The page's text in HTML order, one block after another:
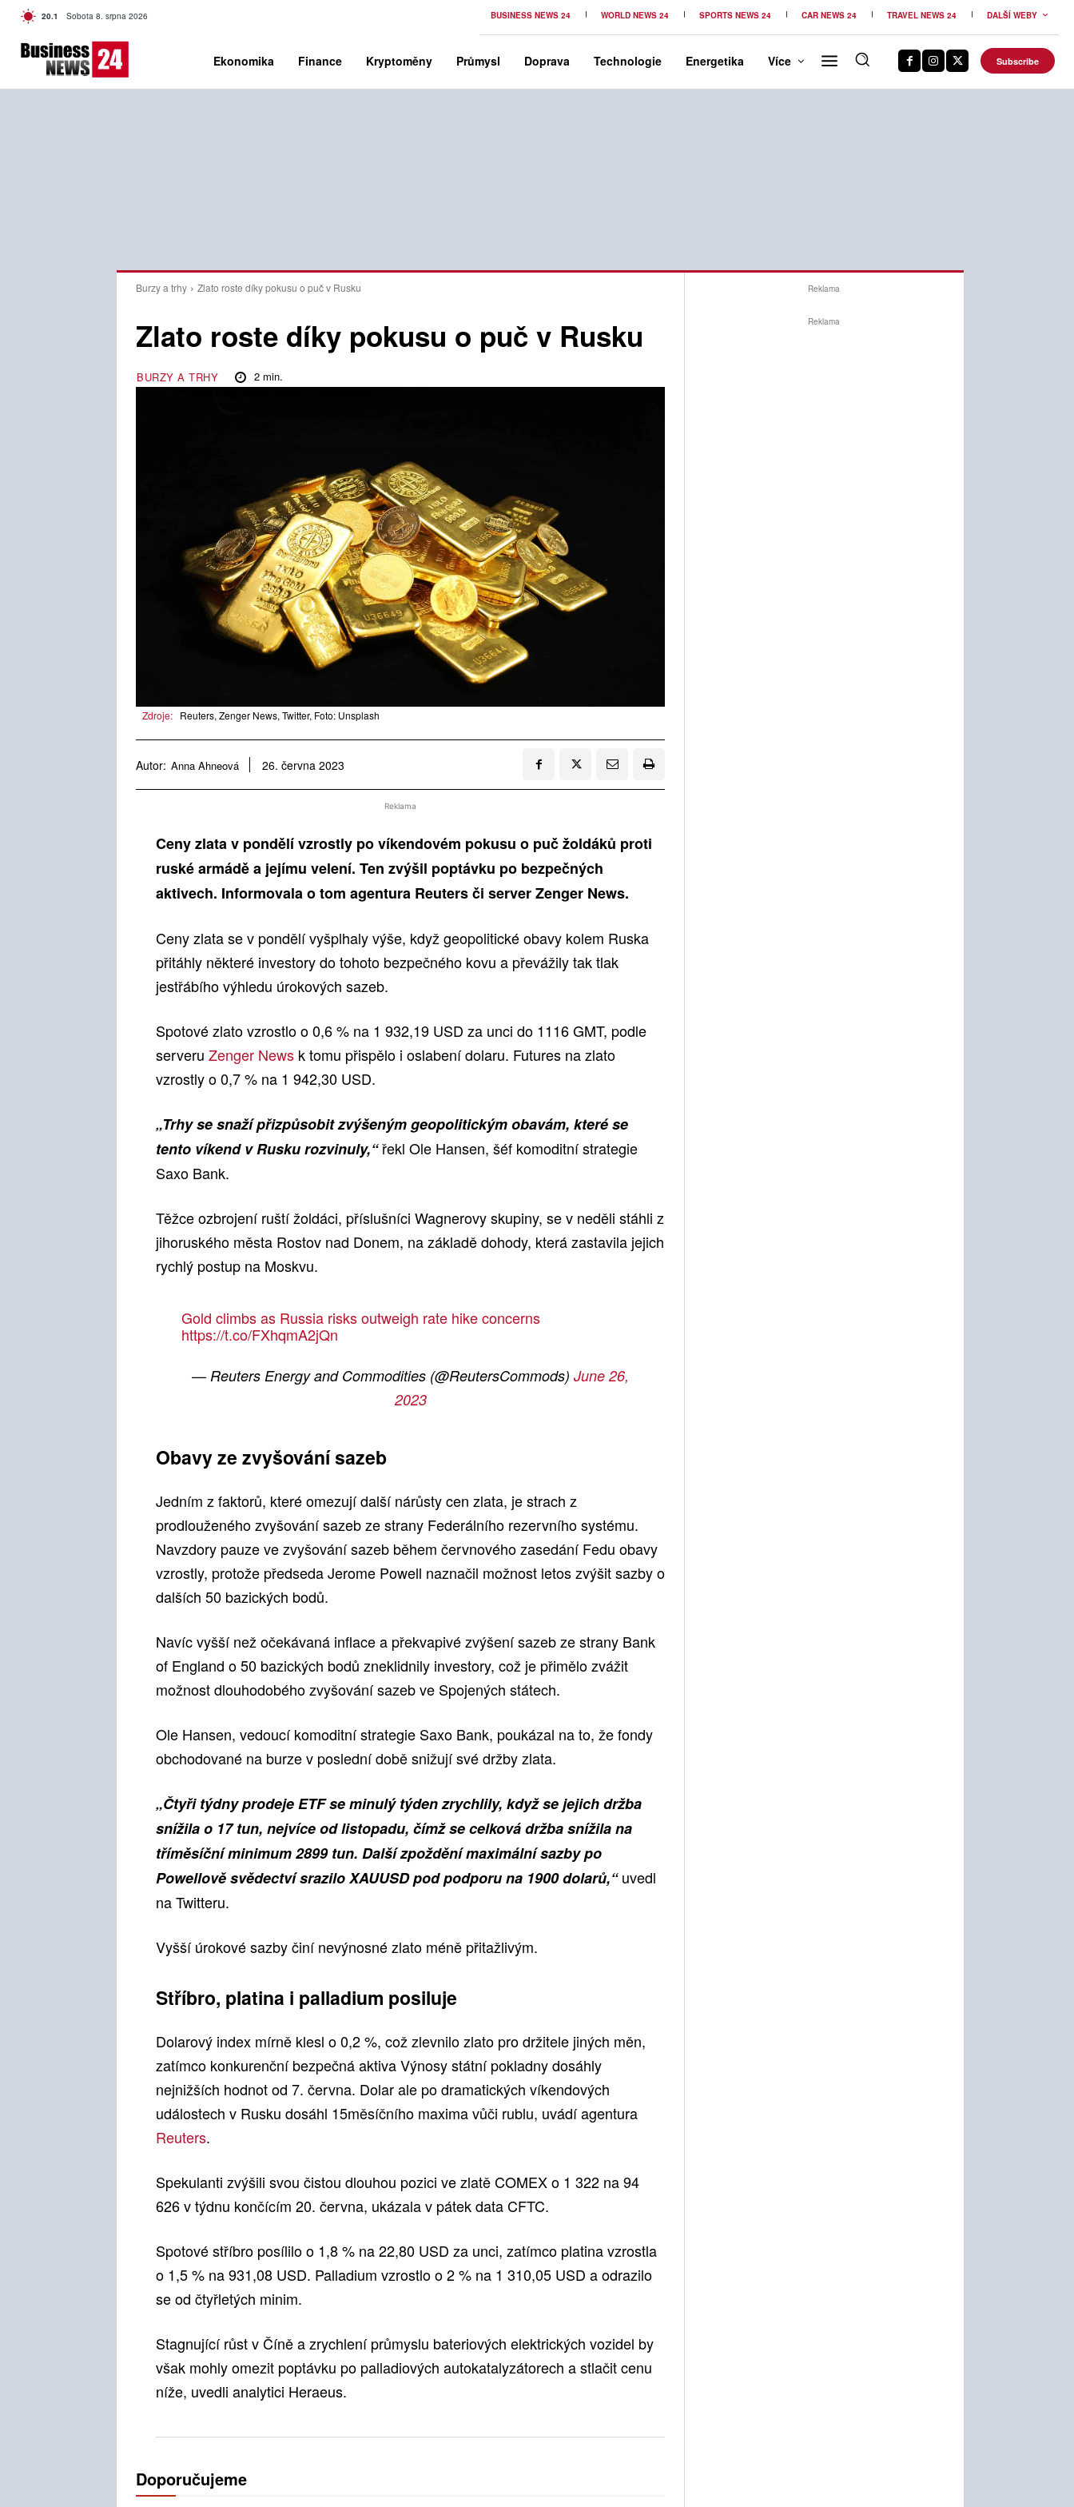
20.1 C Czech
Sobota 8. srpna 2026 BUSINESS NEWS 24 WORLD NEWS 24 SPORTS NEWS 24 CAR NEWS 24 TRAVEL NEWS 24 DALŠÍ WEBY
Ekonomika Finance Kryptoměny Průmysl Doprava Technologie Energetika Více Subscribe
Burzy a trhy Zlato roste díky pokusu o puč v Rusku
Zlato roste díky pokusu o puč v Rusku
BURZY A TRHY 2 min.
Zdroje: Reuters, Zenger News, Twitter, Foto: Unsplash
Autor: Anna Ahneová 26. června 2023
Reklama
Ceny zlata v pondělí vzrostly po víkendovém pokusu o puč žoldáků proti
ruské armádě a jejímu velení. Ten zvýšil poptávku po bezpečných
aktivech. Informovala o tom agentura Reuters či server Zenger News.
Ceny zlata se v pondělí vyšplhaly výše, když geopolitické obavy kolem Ruska
přitáhly některé investory do tohoto bezpečného kovu a převážily tak tlak
jestřábího výhledu úrokových sazeb.
Spotové zlato vzrostlo o 0,6 % na 1 932,19 USD za unci do 1116 GMT, podle
serveru Zenger News k tomu přispělo i oslabení dolaru. Futures na zlato
vzrostly o 0,7 % na 1 942,30 USD.
„Trhy se snaží přizpůsobit zvýšeným geopolitickým obavám, které se
tento víkend v Rusku rozvinuly,“řekl Ole Hansen, šéf komoditní strategie
Saxo Bank.
Těžce ozbrojení ruští žoldáci, příslušníci Wagnerovy skupiny, se v neděli stáhli z
jihoruského města Rostov nad Donem, na základě dohody, která zastavila jejich
rychlý postup na Moskvu.
Gold climbs as Russia risks outweigh rate hike concerns
https://t.co/FXhqmA2jQn
— Reuters Energy and Commodities (@ReutersCommods)June 26,
2023
Obavy ze zvyšování sazeb
Jedním z faktorů, které omezují další nárůsty cen zlata, je strach z
prodlouženého zvyšování sazeb ze strany Federálního rezervního systému.
Navzdory pauze ve zvyšování sazeb během červnového zasedání Fedu obavy
vzrostly, protože předseda Jerome Powell naznačil možnost letos zvýšit sazby o
dalších 50 bazických bodů.
Navíc vyšší než očekávaná inflace a překvapivé zvýšení sazeb ze strany Bank
of England o 50 bazických bodů zneklidnily investory, což je přimělo zvážit
možnost dlouhodobého zvyšování sazeb ve Spojených státech.
Ole Hansen, vedoucí komoditní strategie Saxo Bank, poukázal na to, že fondy
obchodované na burze v poslední době snižují své držby zlata.
„Čtyři týdny prodeje ETF se minulý týden zrychlily, když se jejich držba
snížila o 17 tun, nejvíce od listopadu, čímž se celková držba snížila na
tříměsíční minimum 2899 tun. Další zpoždění maximální sazby po
Powellově svědectví srazilo XAUUSD pod podporu na 1900 dolarů,“uvedl
na Twitteru.
Vyšší úrokové sazby činí nevýnosné zlato méně přitažlivým.
Stříbro, platina i palladium posiluje
Dolarový index mírně klesl o 0,2 %, což zlevnilo zlato pro držitele jiných měn,
zatímco konkurenční bezpečná aktiva Výnosy státní pokladny dosáhly
nejnižších hodnot od 7. června. Dolar ale po dramatických víkendových
událostech v Rusku dosáhl 15měsíčního maxima vůči rublu, uvádí agentura
Reuters.
Spekulanti zvýšili svou čistou dlouhou pozici ve zlatě COMEX o 1 322 na 94
626 v týdnu končícím 20. června, ukázala v pátek data CFTC.
Spotové stříbro posílilo o 1,8 % na 22,80 USD za unci, zatímco platina vzrostla
o 1,5 % na 931,08 USD. Palladium vzrostlo o 2 % na 1 310,05 USD a odrazilo
se od čtyřletých minim.
Stagnující růst v Číně a zrychlení průmyslu bateriových elektrických vozidel by
však mohly omezit poptávku po palladiových autokatalyzátorech a stlačit cenu
níže, uvedli analytici Heraeus.
Doporučujeme
Reklama
Reklama